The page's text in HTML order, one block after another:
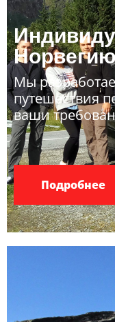
Мы
путешествия
ваши
Подробнее